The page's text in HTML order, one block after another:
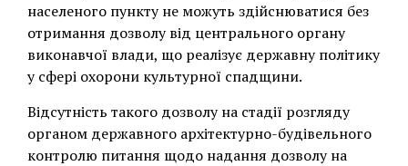
населеного пункту не можуть здійснюватися без
отримання дозволу від центрального органу
виконавчої влади, що реалізує державну політику
у сфері охорони культурної спадщини.
Відсутність такого дозволу на стадії розгляду
органом державного архітектурно-будівельного
контролю питання щодо надання дозволу на